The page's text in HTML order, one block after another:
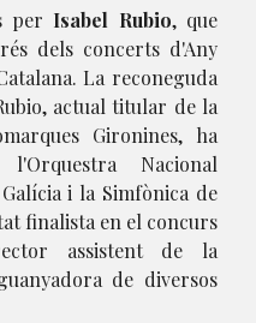
per Isabel Rubio, que
dels concerts d'Any
La reconeguda
actual titular de la
Gironines, ha
Nacional
i la Simfònica de
finalista en el concurs
assistent de la
de diversos